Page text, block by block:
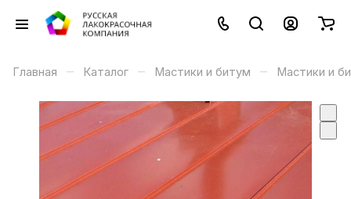
Главная – Каталог – Мастики и битум – Мастики и